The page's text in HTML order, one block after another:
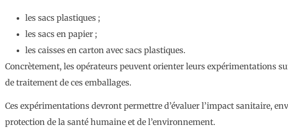
les sacs plastiques ;
les sacs en papier ;
les caisses en carton avec sacs plastiques.
Concrètement, les opérateurs peuvent orienter leurs expérimentations
de traitement de ces emballages.
Ces expérimentations devront permettre d’évaluer l’impact sanitaire,
protection de la santé humaine et de l’environnement.